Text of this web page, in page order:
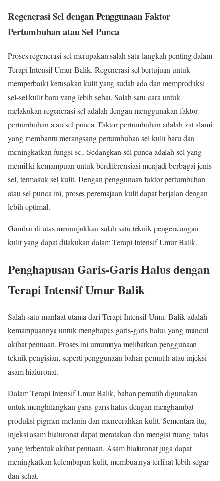
Regenerasi Sel dengan Penggunaan Faktor
Pertumbuhan atau Sel Punca
Proses regenerasi sel merupakan salah satu langkah penting dalam
Terapi Intensif Umur Balik. Regenerasi sel bertujuan untuk
memperbaiki kerusakan kulit yang sudah ada dan memproduksi
sel-sel kulit baru yang lebih sehat. Salah satu cara untuk
melakukan regenerasi sel adalah dengan menggunakan faktor
pertumbuhan atau sel punca. Faktor pertumbuhan adalah zat alami
yang membantu merangsang pertumbuhan sel kulit baru dan
meningkatkan fungsi sel. Sedangkan sel punca adalah sel yang
memiliki kemampuan untuk berdiferensiasi menjadi berbagai jenis
sel, termasuk sel kulit. Dengan penggunaan faktor pertumbuhan
atau sel punca ini, proses peremajaan kulit dapat berjalan dengan
lebih optimal.
Gambar di atas menunjukkan salah satu teknik pengencangan
kulit yang dapat dilakukan dalam Terapi Intensif Umur Balik.
Penghapusan Garis-Garis Halus dengan
Terapi Intensif Umur Balik
Salah satu manfaat utama dari Terapi Intensif Umur Balik adalah
kemampuannya untuk menghapus garis-garis halus yang muncul
akibat penuaan. Proses ini umumnya melibatkan penggunaan
teknik pengisian, seperti penggunaan bahan pemutih atau injeksi
asam hialuronat.
Dalam Terapi Intensif Umur Balik, bahan pemutih digunakan
untuk menghilangkan garis-garis halus dengan menghambat
produksi pigmen melanin dan mencerahkan kulit. Sementara itu,
injeksi asam hialuronat dapat meratakan dan mengisi ruang halus
yang terbentuk akibat penuaan. Asam hialuronat juga dapat
meningkatkan kelembapan kulit, membuatnya terlihat lebih segar
dan sehat.